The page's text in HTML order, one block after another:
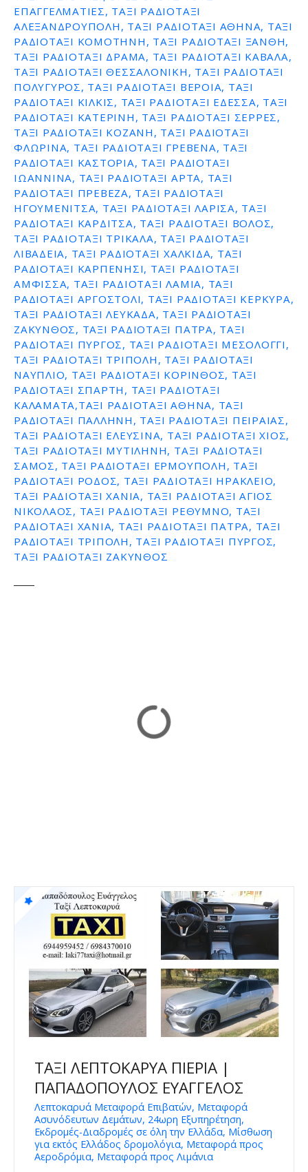
ΕΠΑΓΓΕΛΜΑΤΊΕΣ, ΤΑΞΙ ΡΑΔΙΟΤΑΞΙ
ΑΛΕΞΑΝΔΡΟΥΠΟΛΗ, ΤΑΞΙ ΡΑΔΙΟΤΑΞΙ ΑΘΗΝΑ, ΤΑΞΙ
ΡΑΔΙΟΤΑΞΙ ΚΟΜΟΤΗΝΗ, ΤΑΞΙ ΡΑΔΙΟΤΑΞΙ ΞΑΝΘΗ,
ΤΑΞΙ ΡΑΔΙΟΤΑΞΙ ΔΡΑΜΑ, ΤΑΞΙ ΡΑΔΙΟΤΑΞΙ ΚΑΒΑΛΑ,
ΤΑΞΙ ΡΑΔΙΟΤΑΞΙ ΘΕΣΣΑΛΟΝΙΚΗ, ΤΑΞΙ ΡΑΔΙΟΤΑΞΙ
ΠΟΛΥΓΥΡΟΣ, ΤΑΞΙ ΡΑΔΙΟΤΑΞΙ ΒΕΡΟΙΑ, ΤΑΞΙ
ΡΑΔΙΟΤΑΞΙ ΚΙΛΚΙΣ, ΤΑΞΙ ΡΑΔΙΟΤΑΞΙ ΕΔΕΣΣΑ, ΤΑΞΙ
ΡΑΔΙΟΤΑΞΙ ΚΑΤΕΡΙΝΗ, ΤΑΞΙ ΡΑΔΙΟΤΑΞΙ ΣΕΡΡΕΣ,
ΤΑΞΙ ΡΑΔΙΟΤΑΞΙ ΚΟΖΑΝΗ, ΤΑΞΙ ΡΑΔΙΟΤΑΞΙ
ΦΛΩΡΙΝΑ, ΤΑΞΙ ΡΑΔΙΟΤΑΞΙ ΓΡΕΒΕΝΑ, ΤΑΞΙ
ΡΑΔΙΟΤΑΞΙ ΚΑΣΤΟΡΙΑ, ΤΑΞΙ ΡΑΔΙΟΤΑΞΙ
ΙΩΑΝΝΙΝΑ, ΤΑΞΙ ΡΑΔΙΟΤΑΞΙ ΑΡΤΑ, ΤΑΞΙ
ΡΑΔΙΟΤΑΞΙ ΠΡΕΒΕΖΑ, ΤΑΞΙ ΡΑΔΙΟΤΑΞΙ
ΗΓΟΥΜΕΝΙΤΣΑ, ΤΑΞΙ ΡΑΔΙΟΤΑΞΙ ΛΑΡΙΣΑ, ΤΑΞΙ
ΡΑΔΙΟΤΑΞΙ ΚΑΡΔΙΤΣΑ, ΤΑΞΙ ΡΑΔΙΟΤΑΞΙ ΒΟΛΟΣ,
ΤΑΞΙ ΡΑΔΙΟΤΑΞΙ ΤΡΙΚΑΛΑ, ΤΑΞΙ ΡΑΔΙΟΤΑΞΙ
ΛΙΒΑΔΕΙΑ, ΤΑΞΙ ΡΑΔΙΟΤΑΞΙ ΧΑΛΚΙΔΑ, ΤΑΞΙ
ΡΑΔΙΟΤΑΞΙ ΚΑΡΠΕΝΗΣΙ, ΤΑΞΙ ΡΑΔΙΟΤΑΞΙ
ΑΜΦΙΣΣΑ, ΤΑΞΙ ΡΑΔΙΟΤΑΞΙ ΛΑΜΙΑ, ΤΑΞΙ
ΡΑΔΙΟΤΑΞΙ ΑΡΓΟΣΤΟΛΙ, ΤΑΞΙ ΡΑΔΙΟΤΑΞΙ ΚΕΡΚΥΡΑ,
ΤΑΞΙ ΡΑΔΙΟΤΑΞΙ ΛΕΥΚΑΔΑ, ΤΑΞΙ ΡΑΔΙΟΤΑΞΙ
ΖΑΚΥΝΘΟΣ, ΤΑΞΙ ΡΑΔΙΟΤΑΞΙ ΠΑΤΡΑ, ΤΑΞΙ
ΡΑΔΙΟΤΑΞΙ ΠΥΡΓΟΣ, ΤΑΞΙ ΡΑΔΙΟΤΑΞΙ ΜΕΣΟΛΟΓΓΙ,
ΤΑΞΙ ΡΑΔΙΟΤΑΞΙ ΤΡΙΠΟΛΗ, ΤΑΞΙ ΡΑΔΙΟΤΑΞΙ
ΝΑΥΠΛΙΟ, ΤΑΞΙ ΡΑΔΙΟΤΑΞΙ ΚΟΡΙΝΘΟΣ, ΤΑΞΙ
ΡΑΔΙΟΤΑΞΙ ΣΠΑΡΤΗ, ΤΑΞΙ ΡΑΔΙΟΤΑΞΙ
ΚΑΛΑΜΑΤΑ,ΤΑΞΙ ΡΑΔΙΟΤΑΞΙ ΑΘΗΝΑ, ΤΑΞΙ
ΡΑΔΙΟΤΑΞΙ ΠΑΛΛΗΝΗ, ΤΑΞΙ ΡΑΔΙΟΤΑΞΙ ΠΕΙΡΑΙΑΣ,
ΤΑΞΙ ΡΑΔΙΟΤΑΞΙ ΕΛΕΥΣΙΝΑ, ΤΑΞΙ ΡΑΔΙΟΤΑΞΙ ΧΙΟΣ,
ΤΑΞΙ ΡΑΔΙΟΤΑΞΙ ΜΥΤΙΛΗΝΗ, ΤΑΞΙ ΡΑΔΙΟΤΑΞΙ
ΣΑΜΟΣ, ΤΑΞΙ ΡΑΔΙΟΤΑΞΙ ΕΡΜΟΥΠΟΛΗ, ΤΑΞΙ
ΡΑΔΙΟΤΑΞΙ ΡΟΔΟΣ, ΤΑΞΙ ΡΑΔΙΟΤΑΞΙ ΗΡΑΚΛΕΙΟ,
ΤΑΞΙ ΡΑΔΙΟΤΑΞΙ ΧΑΝΙΑ, ΤΑΞΙ ΡΑΔΙΟΤΑΞΙ ΑΓΙΟΣ
ΝΙΚΟΛΑΟΣ, ΤΑΞΙ ΡΑΔΙΟΤΑΞΙ ΡΕΘΥΜΝΟ, ΤΑΞΙ
ΡΑΔΙΟΤΑΞΙ ΧΑΝΙΑ, ΤΑΞΙ ΡΑΔΙΟΤΑΞΙ ΠΑΤΡΑ, ΤΑΞΙ
ΡΑΔΙΟΤΑΞΙ ΤΡΙΠΟΛΗ, ΤΑΞΙ ΡΑΔΙΟΤΑΞΙ ΠΥΡΓΟΣ,
ΤΑΞΙ ΡΑΔΙΟΤΑΞΙ ΖΑΚΥΝΘΟΣ
ΤΑΞΙ ΛΕΠΤΟΚΑΡΥΑ ΠΙΕΡΙΑ |
ΠΑΠΑΔΟΠΟΥΛΟΣ ΕΥΑΓΓΕΛΟΣ
Λεπτοκαρυά Μεταφορά Επιβατών, Μεταφορά
Ασυνόδευτων Δεμάτων, 24ωρη Εξυπηρέτηση,
Εκδρομές-Διαδρομές σε όλη την Ελλάδα, Μίσθωση
για εκτός Ελλάδος δρομολόγια, Μεταφορά προς
Αεροδρόμια, Μεταφορά προς Λιμάνια